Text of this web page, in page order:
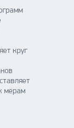
круг
мерам